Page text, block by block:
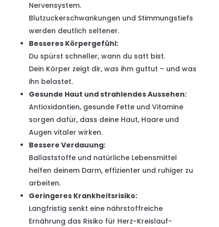
Nervensystem.
Blutzuckerschwankungen und Stimmungstiefs
werden deutlich seltener.
Besseres Körpergefühl:
Du spürst schneller, wann du satt bist.
Dein Körper zeigt dir, was ihm guttut – und was
ihn belastet.
Gesunde Haut und strahlendes Aussehen:
Antioxidantien, gesunde Fette und Vitamine
sorgen dafür, dass deine Haut, Haare und
Augen vitaler wirken.
Bessere Verdauung:
Ballaststoffe und natürliche Lebensmittel
helfen deinem Darm, effizienter und ruhiger zu
arbeiten.
Geringeres Krankheitsrisiko:
Langfristig senkt eine nährstoffreiche
Ernährung das Risiko für Herz-Kreislauf-